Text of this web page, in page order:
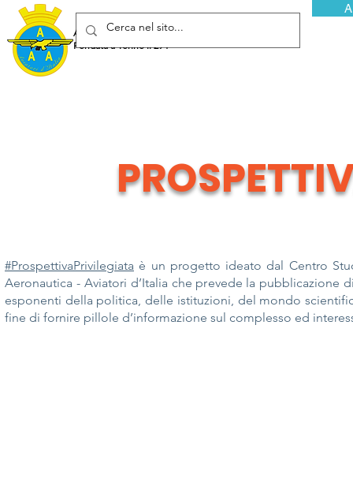
Associazione Arma Aeronautica - Aviatori d'Italia ETS
Fondata a Torino il 29 febbraio 1952
#ProspettivaPrivilegiata è un progetto ideato dal Centro
Aeronautica - Aviatori d’Italia che prevede la
esponenti della politica, delle istituzioni, del mondo
fine di fornire pillole d’informazione sul complesso ed